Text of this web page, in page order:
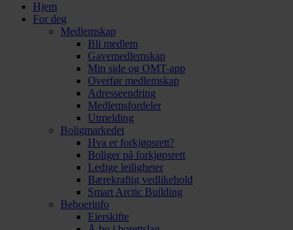
Hjem
For deg
Medlemskap
Bli medlem
Gavemedlemskap
Min side og OMT-app
Overfør medlemskap
Adresseendring
Medlemsfordeler
Utmelding
Boligmarkedet
Hva er forkjøpsrett?
Boliger på forkjøpsrett
Ledige leiligheter
Bærekraftig vedlikehold
Smart Arctic Building
Beboerinfo
Eierskifte